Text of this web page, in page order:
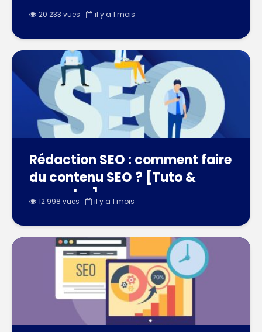
20 233 vues il y a 1 mois
Rédaction SEO : comment faire
du contenu SEO ? [Tuto &
exemples]
12 998 vues il y a 1 mois